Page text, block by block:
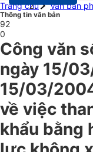
Trang chủ
Văn bản
Thông tin văn bản
92
0
Công văn
ngày 15/
15/03/
về việc
khẩu bằng